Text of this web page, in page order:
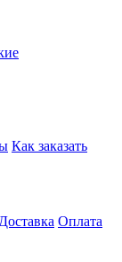
Как заказать
Доставка Оплата